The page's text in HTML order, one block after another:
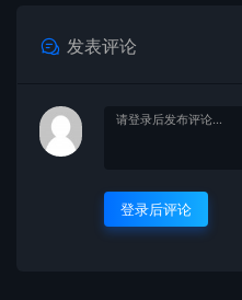
发表评论
登录后评论